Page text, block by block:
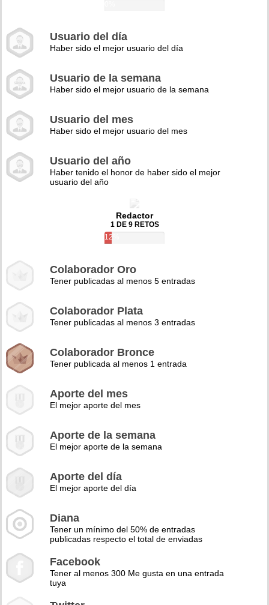
Usuario del día
Haber sido el mejor usuario del día
Usuario de la semana
Haber sido el mejor usuario de la semana
Usuario del mes
Haber sido el mejor usuario del mes
Usuario del año
Haber tenido el honor de haber sido el mejor
usuario del año
Redactor
1 DE 9 RETOS
12%
Colaborador Oro
Tener publicadas al menos 5 entradas
Colaborador Plata
Tener publicadas al menos 3 entradas
Colaborador Bronce
Tener publicada al menos 1 entrada
Aporte del mes
El mejor aporte del mes
Aporte de la semana
El mejor aporte de la semana
Aporte del día
El mejor aporte del día
Diana
Tener un mínimo del 50% de entradas
publicadas respecto el total de enviadas
Facebook
Tener al menos 300 Me gusta en una entrada
tuya